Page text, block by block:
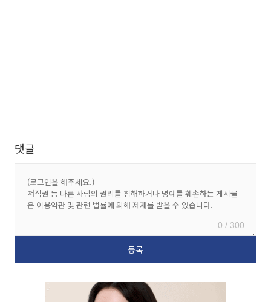
댓글
0 / 300